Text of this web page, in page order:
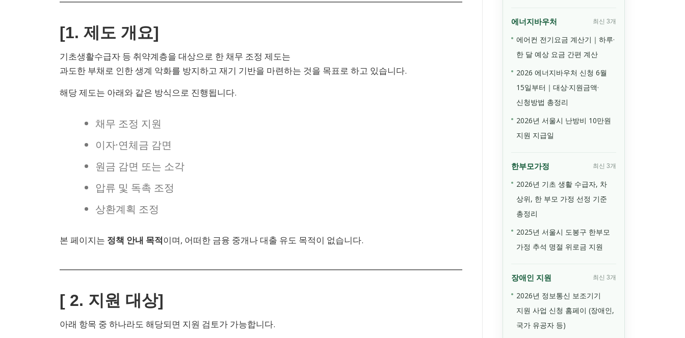
[1. 제도 개요]
기초생활수급자 등 취약계층을 대상으로 한 채무 조정 제도는
과도한 부채로 인한 생계 악화를 방지하고 재기 기반을 마련하는 것을 목표로 하고 있습니다.
해당 제도는 아래와 같은 방식으로 진행됩니다.
채무 조정 지원
이자·연체금 감면
원금 감면 또는 소각
압류 및 독촉 조정
상환계획 조정
본 페이지는 정책 안내 목적이며, 어떠한 금융 중개나 대출 유도 목적이 없습니다.
[ 2. 지원 대상]
아래 항목 중 하나라도 해당되면 지원 검토가 가능합니다.
에너지바우처 최신 3개
에어컨 전기요금 계산기｜하루·
한 달 예상 요금 간편 계산
2026 에너지바우처 신청 6월
15일부터｜대상·지원금액·
신청방법 총정리
2026년 서울시 난방비 10만원
지원 지급일
한부모가정 최신 3개
2026년 기초 생활 수급자, 차
상위, 한 부모 가정 선정 기준
총정리
2025년 서울시 도봉구 한부모
가정 추석 명절 위로금 지원
장애인 지원 최신 3개
2026년 정보통신 보조기기
지원 사업 신청 홈페이 (장애인,
국가 유공자 등)